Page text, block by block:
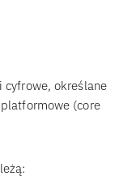
cyfrowe, określane
(core